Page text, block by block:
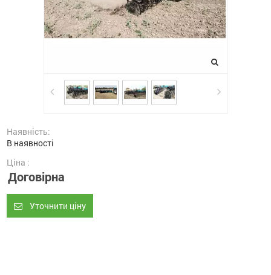
Наявність:
В наявності
Ціна :
Договірна
Уточнити ціну